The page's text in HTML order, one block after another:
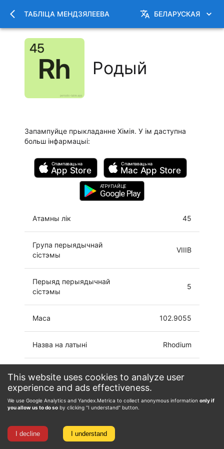
This website uses cookies to analyze user
experience and ads effectiveness.
We use Google Analytics and Yandex.Metrica to collect anonymous information only if
you allow us to do so by clicking "I understand" button.
I decline I understand
ТАБЛІЦА МЕНДЗЯЛЕЕВА БЕЛАРУСКАЯ
Родый
Запампуйце прыкладанне Хімія. У ім даступна
больш інфармацыі:
Спампаваць на
App Store
Спампаваць на
Mac App Store
АТРУПАЙЦЕ
Google Play
Атамны лік 45
Група перыядычнай
сістэмы
VIIIB
Перыяд перыядычнай
сістэмы
5
Маса 102.9055
Назва на латыні Rhodium
канфігурацыя
[Kr]4d8 5s
Ступень акіслення